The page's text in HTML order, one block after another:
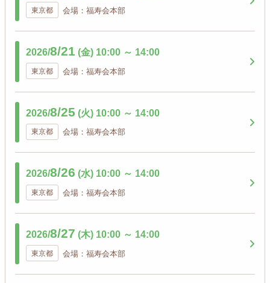
東京都 会場：福寿会本部
2026/8/21 (金) 10:00 ～ 14:00
東京都 会場：福寿会本部
2026/8/25 (火) 10:00 ～ 14:00
東京都 会場：福寿会本部
2026/8/26 (水) 10:00 ～ 14:00
東京都 会場：福寿会本部
2026/8/27 (木) 10:00 ～ 14:00
東京都 会場：福寿会本部